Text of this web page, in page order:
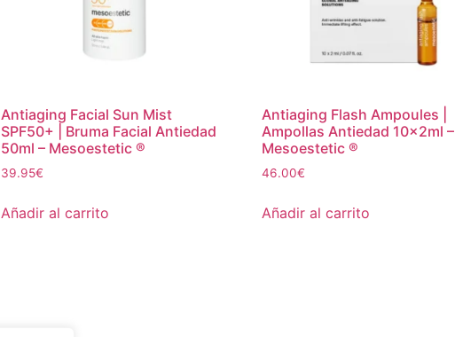
Antiaging Facial Sun Mist
SPF50+ | Bruma Facial Antiedad
50ml – Mesoestetic ®
39.95€
Añadir al carrito
Antiaging Flash Ampoules |
Ampollas Antiedad 10x2ml –
Mesoestetic ®
46.00€
Añadir al carrito